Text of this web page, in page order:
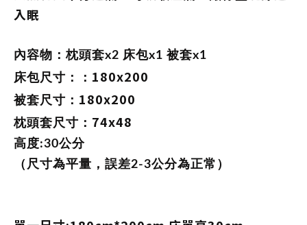
入眠
內容物：枕頭套x2 床包x1 被套x1
床包尺寸：： 180x200
被套尺寸： 180x200
枕頭套尺寸： 74x48
高度:30公分
（ 尺寸為平量，誤差2-3公分為正常）